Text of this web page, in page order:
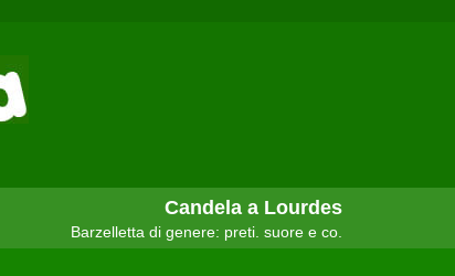
Candela a Lourdes
Barzelletta di genere: preti. suore e co.